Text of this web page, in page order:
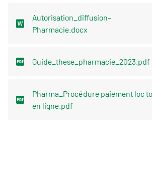
Autorisation_diffusion-
Pharmacie.docx
Guide_these_pharmacie_2023.pdf
Pharma_Procédure paiement loc
en ligne.pdf